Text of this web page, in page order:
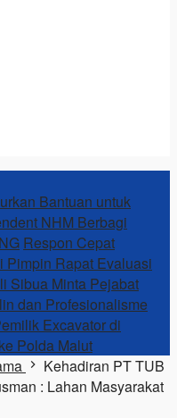
Bantuan untuk
NHM Berbagi
Respon Cepat
Pimpin Rapat Evaluasi
Sibua Minta Pejabat
dan Profesionalisme
Excavator di
Polda Malut
Kehadiran PT TUB
: Lahan Masyarakat